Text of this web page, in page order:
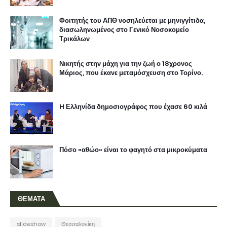
Φοιτητής του ΑΠΘ νοσηλεύεται με μηνιγγίτιδα,
διασωληνωμένος στο Γενικό Νοσοκομείο
Τρικάλων
Νικητής στην μάχη για την ζωή ο 18χρονος
Μάριος, που έκανε μεταμόσχευση στο Τορίνο.
H Ελληνίδα δημοσιογράφος που έχασε 60 κιλά
Πόσο «αθώο» είναι το φαγητό στα μικροκύματα
ΘΕΜΑΤΑ
slideshow Θεσσαλονίκη